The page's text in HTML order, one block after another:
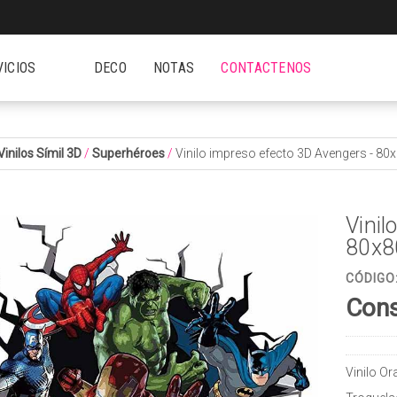
DECO NOTAS CONTACTENOS
Símil 3D/ Superhéroes / Vinilo impreso efecto 3D Avengers -
Vinilo